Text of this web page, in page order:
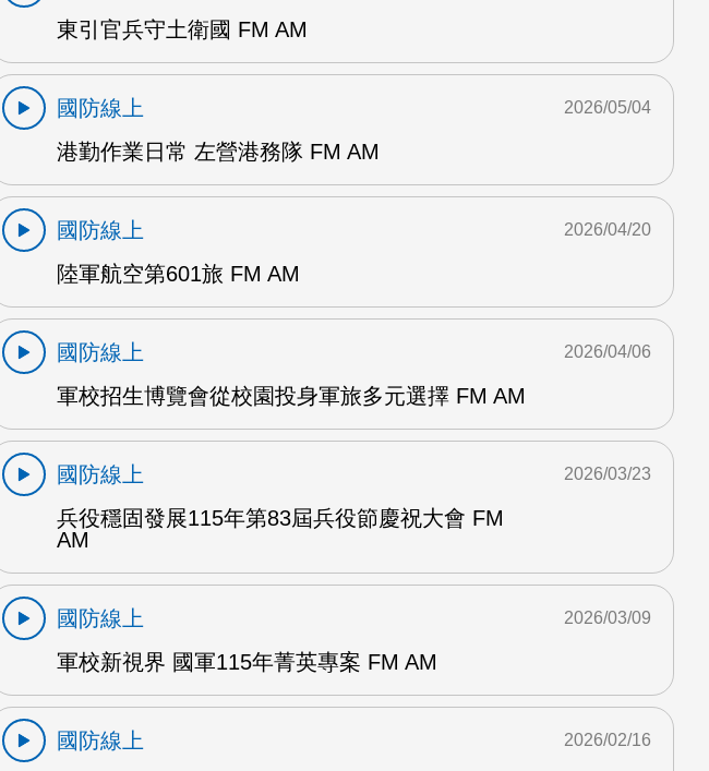
東引官兵守土衛國 FM AM
國防線上
港勤作業日常 左營港務隊 FM AM
2026/05/04
國防線上
陸軍航空第601旅 FM AM
2026/04/20
國防線上
軍校招生博覽會從校園投身軍旅多元選擇 FM AM
2026/04/06
國防線上
兵役穩固發展115年第83屆兵役節慶祝大會 FM
AM
2026/03/23
國防線上
軍校新視界 國軍115年菁英專案 FM AM
2026/03/09
國防線上
2026/02/16